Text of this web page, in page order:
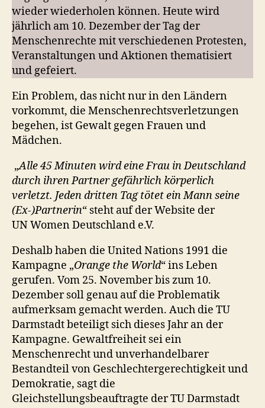
wieder wiederholen können. Heute wird
jährlich am 10. Dezember der Tag der
Menschenrechte mit verschiedenen Protesten,
Veranstaltungen und Aktionen thematisiert
und gefeiert.
Ein Problem, das nicht nur in den Ländern
vorkommt, die Menschenrechtsverletzungen
begehen, ist Gewalt gegen Frauen und
Mädchen.
„Alle 45 Minuten wird eine Frau in Deutschland
durch ihren Partner gefährlich körperlich
verletzt. Jeden dritten Tag tötet ein Mann seine
(Ex-)Partnerin“ steht auf der Website der
UN Women Deutschland e.V.
Deshalb haben die United Nations 1991 die
Kampagne „Orange the World“ ins Leben
gerufen. Vom 25. November bis zum 10.
Dezember soll genau auf die Problematik
aufmerksam gemacht werden. Auch die TU
Darmstadt beteiligt sich dieses Jahr an der
Kampagne. Gewaltfreiheit sei ein
Menschenrecht und unverhandelbarer
Bestandteil von Geschlechtergerechtigkeit und
Demokratie, sagt die
Gleichstellungsbeauftragte der TU Darmstadt